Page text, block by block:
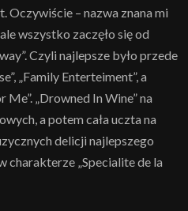
Oczywiście – nazwa znana mi
wszystko zaczęło się od
Czyli najlepsze było przede
„Family Enterteiment”, a
„Drowned In Wine” na
a potem cała uczta na
delicji najlepszego
charakterze „Specialite de la